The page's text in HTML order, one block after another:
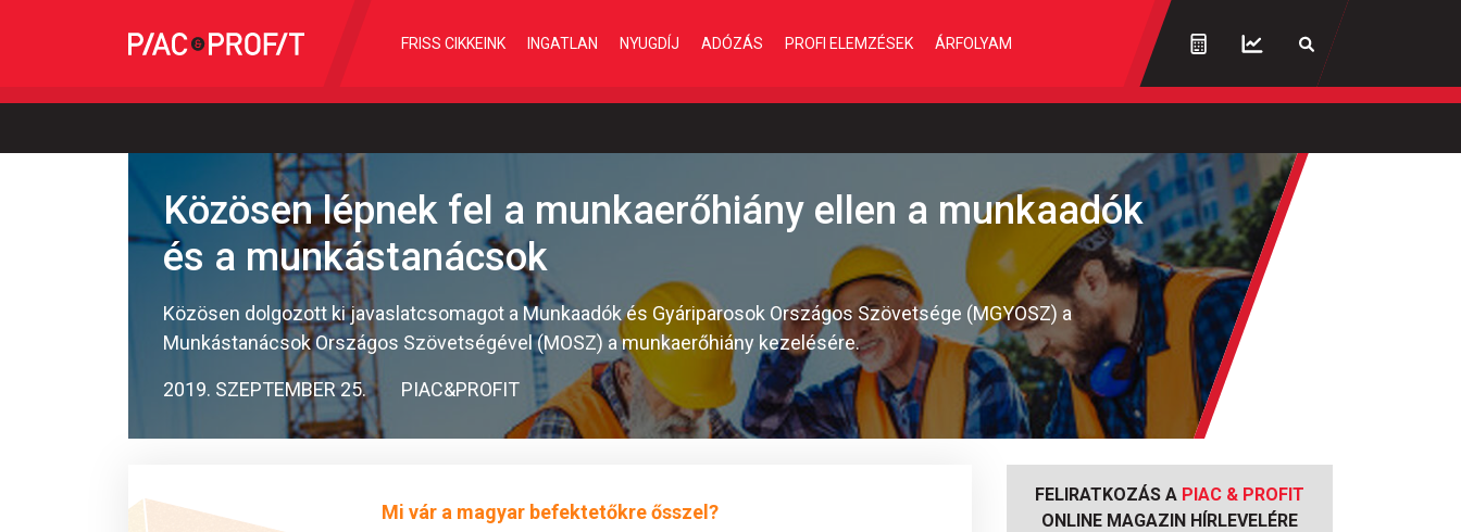
FRISS CIKKEINK INGATLAN NYUGDÍJ ADÓZÁS PROFI ELEMZÉSEK ÁRFOLYAM
Közösen lépnek fel a munkaerőhiány ellen a munkaadók
és a munkástanácsok
Közösen dolgozott ki javaslatcsomagot a Munkaadók és Gyáriparosok Országos Szövetsége (MGYOSZ) a
Munkástanácsok Országos Szövetségével (MOSZ) a munkaerőhiány kezelésére.
2019. SZEPTEMBER 25. PIAC&PROFIT
Mi vár a magyar befektetőkre ősszel?
FELIRATKOZÁS A PIAC & PROFIT
ONLINE MAGAZIN HÍRLEVELÉRE